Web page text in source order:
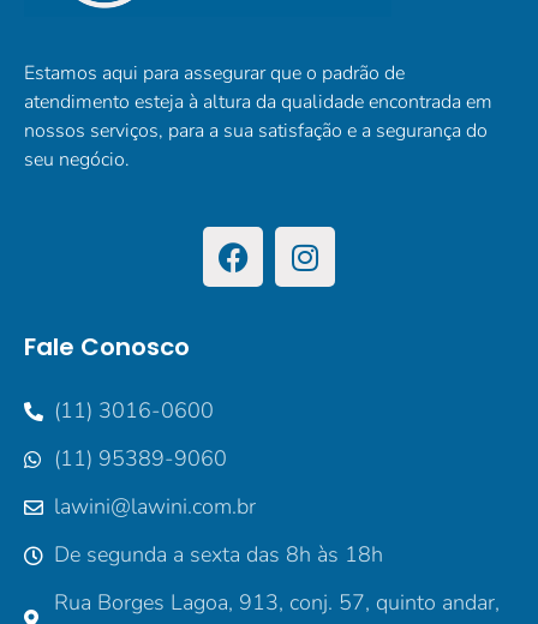
Estamos aqui para assegurar que o padrão de
atendimento esteja à altura da qualidade encontrada em
nossos serviços, para a sua satisfação e a segurança do
seu negócio.
Fale Conosco
(11) 3016-0600
(11) 95389-9060
lawini@lawini.com.br
De segunda a sexta das 8h às 18h
Rua Borges Lagoa, 913, conj. 57, quinto andar,